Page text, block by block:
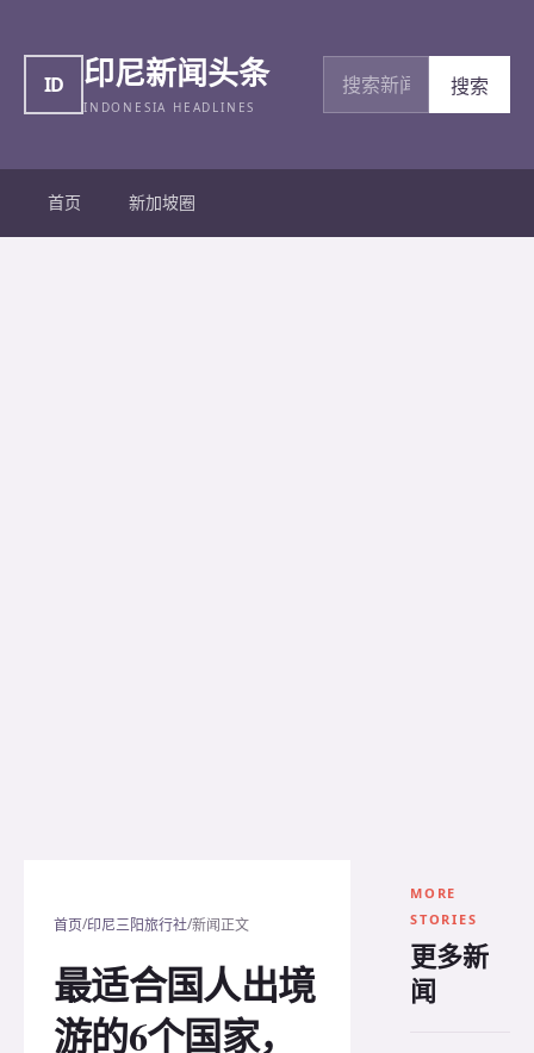
ID 印尼新闻头条
INDONESIA HEADLINES
搜索新闻
搜索
首页 新加坡圈
首页/印尼三阳旅行社/新闻正文
最适合国人出境
游的6个国家，
MORE
STORIES
更多新
闻